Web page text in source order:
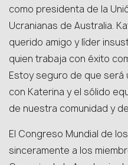
como presidenta de la
Ucranianas de Australia.
querido amigo y líder
quien trabaja con éxito
Estoy seguro de que
con Katerina y el sólido
de nuestra comunidad y
El Congreso Mundial de
sinceramente a los